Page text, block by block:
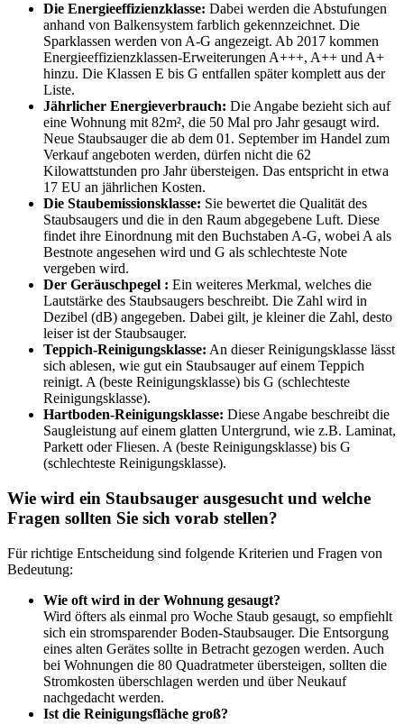
Die Energieeffizienzklasse: Dabei werden die Abstufungen
anhand von Balkensystem farblich gekennzeichnet. Die
Sparklassen werden von A-G angezeigt. Ab 2017 kommen
Energieeffizienzklassen-Erweiterungen A+++, A++ und A+
hinzu. Die Klassen E bis G entfallen später komplett aus der
Liste.
Jährlicher Energieverbrauch: Die Angabe bezieht sich auf
eine Wohnung mit 82m², die 50 Mal pro Jahr gesaugt wird.
Neue Staubsauger die ab dem 01. September im Handel zum
Verkauf angeboten werden, dürfen nicht die 62
Kilowattstunden pro Jahr übersteigen. Das entspricht in etwa
17 EU an jährlichen Kosten.
Die Staubemissionsklasse: Sie bewertet die Qualität des
Staubsaugers und die in den Raum abgegebene Luft. Diese
findet ihre Einordnung mit den Buchstaben A-G, wobei A als
Bestnote angesehen wird und G als schlechteste Note
vergeben wird.
Der Geräuschpegel : Ein weiteres Merkmal, welches die
Lautstärke des Staubsaugers beschreibt. Die Zahl wird in
Dezibel (dB) angegeben. Dabei gilt, je kleiner die Zahl, desto
leiser ist der Staubsauger.
Teppich-Reinigungsklasse: An dieser Reinigungsklasse lässt
sich ablesen, wie gut ein Staubsauger auf einem Teppich
reinigt. A (beste Reinigungsklasse) bis G (schlechteste
Reinigungsklasse).
Hartboden-Reinigungsklasse: Diese Angabe beschreibt die
Saugleistung auf einem glatten Untergrund, wie z.B. Laminat,
Parkett oder Fliesen. A (beste Reinigungsklasse) bis G
(schlechteste Reinigungsklasse).
Wie wird ein Staubsauger ausgesucht und welche
Fragen sollten Sie sich vorab stellen?
Für richtige Entscheidung sind folgende Kriterien und Fragen von
Bedeutung:
Wie oft wird in der Wohnung gesaugt?
Wird öfters als einmal pro Woche Staub gesaugt, so empfiehlt
sich ein stromsparender Boden-Staubsauger. Die Entsorgung
eines alten Gerätes sollte in Betracht gezogen werden. Auch
bei Wohnungen die 80 Quadratmeter übersteigen, sollten die
Stromkosten überschlagen werden und über Neukauf
nachgedacht werden.
Ist die Reinigungsfläche groß?